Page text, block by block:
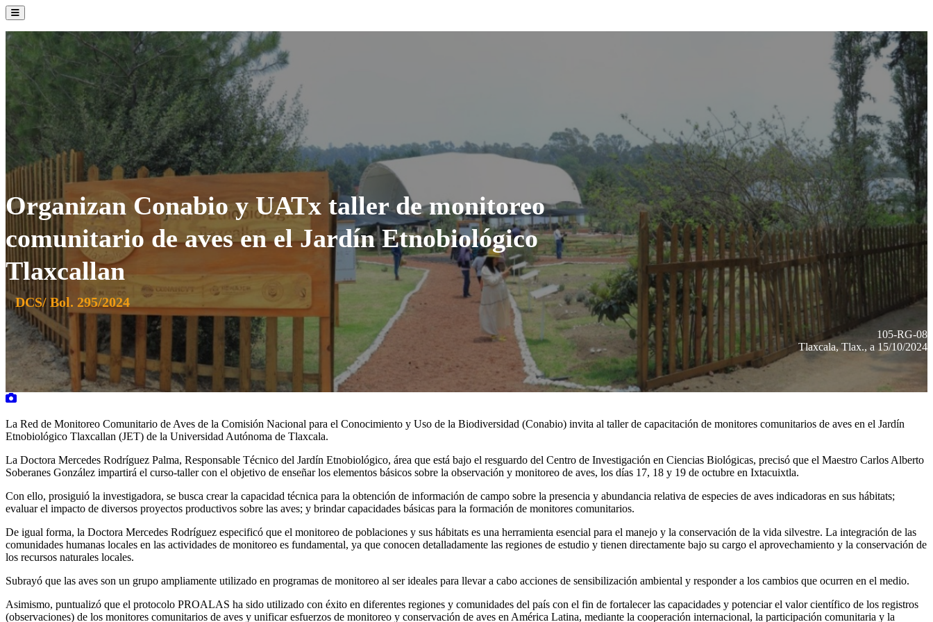
La Institución
Admisión
Oferta Académica
Servicios
Comunidad UATx
Organizan Conabio y UATx taller de monitoreo
comunitario de aves en el Jardín Etnobiológico
Tlaxcallan
DCS/ Bol. 295/2024
105-RG-08
Tlaxcala, Tlax., a 15/10/2024
La Red de Monitoreo Comunitario de Aves de la Comisión Nacional para el Conocimiento y Uso de la Biodiversidad (Conabio) invita al taller de capacitación de monitores comunitarios de aves en el Jardín
Etnobiológico Tlaxcallan (JET) de la Universidad Autónoma de Tlaxcala.
La Doctora Mercedes Rodríguez Palma, Responsable Técnico del Jardín Etnobiológico, área que está bajo el resguardo del Centro de Investigación en Ciencias Biológicas, precisó que el Maestro Carlos Alberto
Soberanes González impartirá el curso-taller con el objetivo de enseñar los elementos básicos sobre la observación y monitoreo de aves, los días 17, 18 y 19 de octubre en Ixtacuixtla.
Con ello, prosiguió la investigadora, se busca crear la capacidad técnica para la obtención de información de campo sobre la presencia y abundancia relativa de especies de aves indicadoras en sus hábitats;
evaluar el impacto de diversos proyectos productivos sobre las aves; y brindar capacidades básicas para la formación de monitores comunitarios.
De igual forma, la Doctora Mercedes Rodríguez especificó que el monitoreo de poblaciones y sus hábitats es una herramienta esencial para el manejo y la conservación de la vida silvestre. La integración de las
comunidades humanas locales en las actividades de monitoreo es fundamental, ya que conocen detalladamente las regiones de estudio y tienen directamente bajo su cargo el aprovechamiento y la conservación de
los recursos naturales locales.
Subrayó que las aves son un grupo ampliamente utilizado en programas de monitoreo al ser ideales para llevar a cabo acciones de sensibilización ambiental y responder a los cambios que ocurren en el medio.
Asimismo, puntualizó que el protocolo PROALAS ha sido utilizado con éxito en diferentes regiones y comunidades del país con el fin de fortalecer las capacidades y potenciar el valor científico de los registros
(observaciones) de los monitores comunitarios de aves y unificar esfuerzos de monitoreo y conservación de aves en América Latina, mediante la cooperación internacional, la participación comunitaria y la